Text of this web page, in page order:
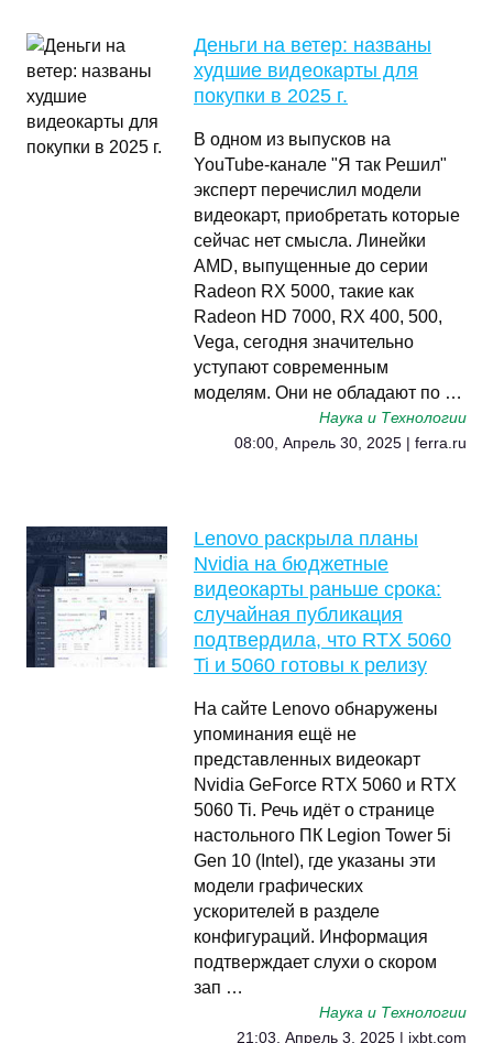
Деньги на ветер: названы
худшие видеокарты для
покупки в 2025 г.
В одном из выпусков на
YouTube-канале "Я так Решил"
эксперт перечислил модели
видеокарт, приобретать которые
сейчас нет смысла. Линейки
AMD, выпущенные до серии
Radeon RX 5000, такие как
Radeon HD 7000, RX 400, 500,
Vega, сегодня значительно
уступают современным
моделям. Они не обладают по …
Наука и Технологии
08:00, Апрель 30, 2025 | ferra.ru
Lenovo раскрыла планы
Nvidia на бюджетные
видеокарты раньше срока:
случайная публикация
подтвердила, что RTX 5060
Ti и 5060 готовы к релизу
На сайте Lenovo обнаружены
упоминания ещё не
представленных видеокарт
Nvidia GeForce RTX 5060 и RTX
5060 Ti. Речь идёт о странице
настольного ПК Legion Tower 5i
Gen 10 (Intel), где указаны эти
модели графических
ускорителей в разделе
конфигураций. Информация
подтверждает слухи о скором
зап …
Наука и Технологии
21:03, Апрель 3, 2025 | ixbt.com